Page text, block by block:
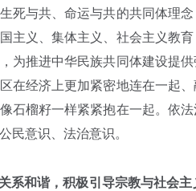
死与共、命运与共的共同体理
主义、集体主义、社会主义教
为推进中华民族共同体建设提
在经济上更加紧密地连在一起
石榴籽一样紧紧抱在一起。依
民意识、法治意识。
系和谐，积极引导宗教与社会